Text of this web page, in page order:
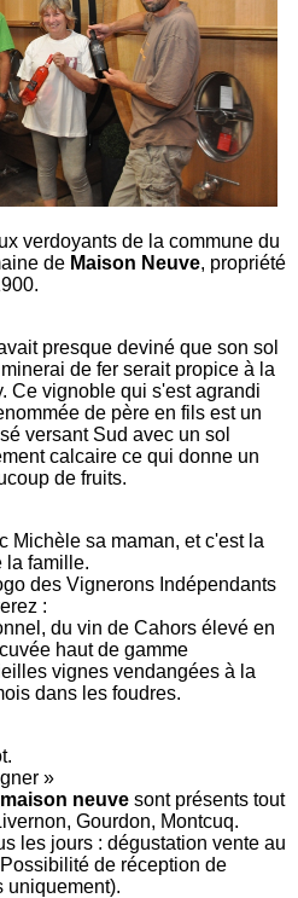
verdoyants de la commune du
de Maison Neuve, propriété
presque deviné que son sol
de fer serait propice à la
Ce vignoble qui s'est agrandi
de père en fils est un
versant Sud avec un sol
calcaire ce qui donne un
de fruits.
Michèle sa maman, et c'est la
la famille.
des Vignerons Indépendants
:
du vin de Cahors élevé en
haut de gamme
vignes vendangées à la
dans les foudres.
»
neuve sont présents tout
Gourdon, Montcuq.
les jours : dégustation vente au
de réception de
uniquement).